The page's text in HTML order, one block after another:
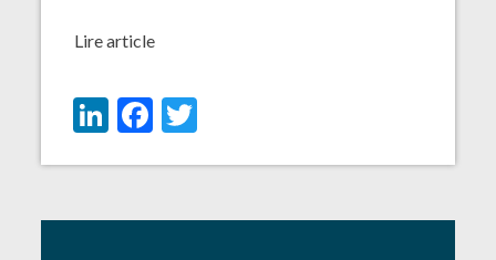
Lire article
LinkedIn
Facebook
Twitter